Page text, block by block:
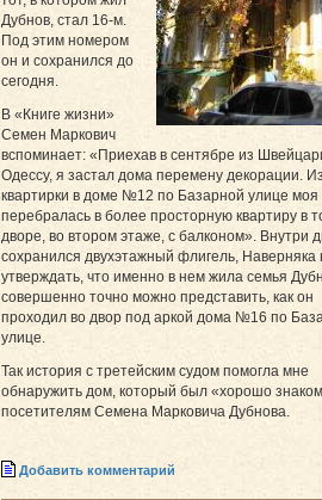
Дубнов, стал 16-м.
Под этим номером
он и сохранился до
сегодня.
В «Книге жизни»
Семен Маркович
вспоминает: «Приехав в сентябре из
Одессу, я застал дома перемену декорации.
квартирки в доме №12 по Базарной улице моя
перебралась в более просторную квартиру в
дворе, во втором этаже, с балконом». Внутри
сохранился двухэтажный флигель, Наверняка
утверждать, что именно в нем жила семья
совершенно точно можно представить, как он
проходил во двор под аркой дома №16 по
улице.
Так история с третейским судом помогла мне
обнаружить дом, который был «хорошо
посетителям Семена Марковича Дубнова.
Добавить комментарий